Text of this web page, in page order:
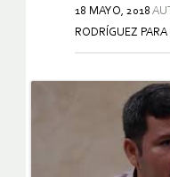
18 MAYO, 2018
RODRÍGUEZ